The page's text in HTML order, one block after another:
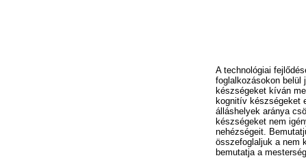
A technológiai
foglalkozásokon belül
készségeket kíván
kognitív készségeket
álláshelyek aránya
készségeket nem
nehézségeit.
összefoglaljuk a nem
bemutatja a